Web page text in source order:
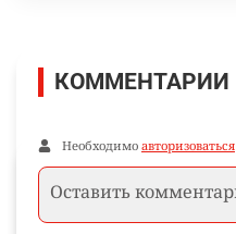
КОММЕНТАРИИ
Необходимо авторизоваться